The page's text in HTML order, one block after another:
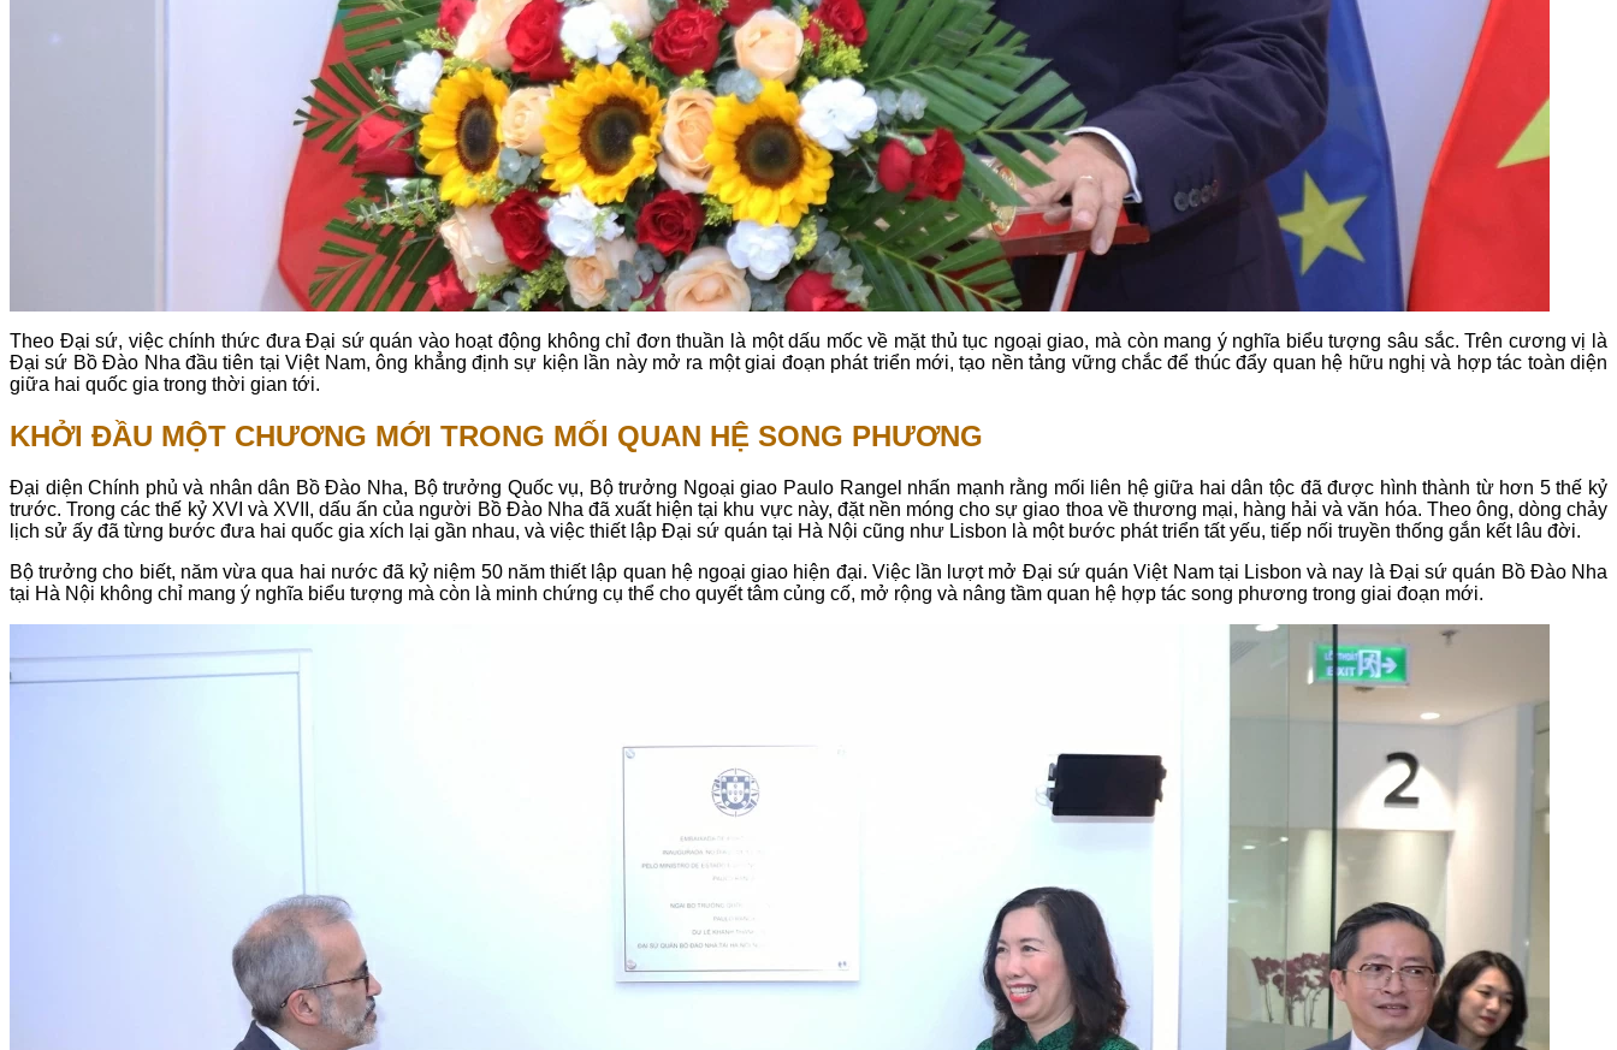
Theo Đại sứ, việc chính thức đưa Đại sứ quán vào hoạt động không chỉ đơn thuần là một dấu mốc về mặt thủ tục ngoại giao, mà còn mang ý nghĩa biểu tượng sâu sắc. Trên cương vị là
Đại sứ Bồ Đào Nha đầu tiên tại Việt Nam, ông khẳng định sự kiện lần này mở ra một giai đoạn phát triển mới, tạo nền tảng vững chắc để thúc đẩy quan hệ hữu nghị và hợp tác toàn diện
giữa hai quốc gia trong thời gian tới.
KHỞI ĐẦU MỘT CHƯƠNG MỚI TRONG MỐI QUAN HỆ SONG PHƯƠNG
Đại diện Chính phủ và nhân dân Bồ Đào Nha, Bộ trưởng Quốc vụ, Bộ trưởng Ngoại giao Paulo Rangel nhấn mạnh rằng mối liên hệ giữa hai dân tộc đã được hình thành từ hơn 5 thế kỷ
trước. Trong các thế kỷ XVI và XVII, dấu ấn của người Bồ Đào Nha đã xuất hiện tại khu vực này, đặt nền móng cho sự giao thoa về thương mại, hàng hải và văn hóa. Theo ông, dòng chảy
lịch sử ấy đã từng bước đưa hai quốc gia xích lại gần nhau, và việc thiết lập Đại sứ quán tại Hà Nội cũng như Lisbon là một bước phát triển tất yếu, tiếp nối truyền thống gắn kết lâu đời.
Bộ trưởng cho biết, năm vừa qua hai nước đã kỷ niệm 50 năm thiết lập quan hệ ngoại giao hiện đại. Việc lần lượt mở Đại sứ quán Việt Nam tại Lisbon và nay là Đại sứ quán Bồ Đào Nha
tại Hà Nội không chỉ mang ý nghĩa biểu tượng mà còn là minh chứng cụ thể cho quyết tâm củng cố, mở rộng và nâng tầm quan hệ hợp tác song phương trong giai đoạn mới.